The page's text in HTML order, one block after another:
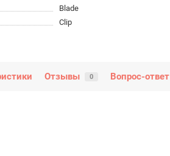
Blade
Clip
Отзывы 0 Вопрос-ответ